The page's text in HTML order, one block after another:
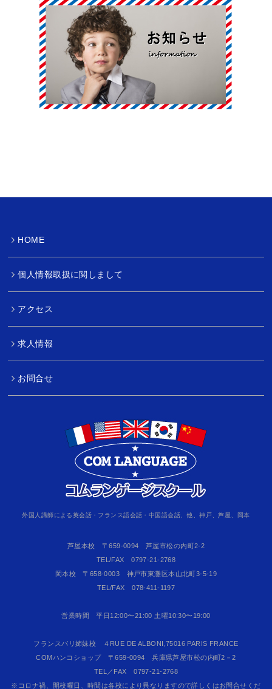
HOME
個人情報取扱に関しまして
アクセス
求人情報
お問合せ
外国人講師による英会話・フランス語会話・中国語会話、他、神戸、芦屋、岡本
芦屋本校 〒659-0094 芦屋市松の内町2-2
TEL/FAX 0797-21-2768
岡本校 〒658-0003 神戸市東灘区本山北町3-5-19
TEL/FAX 078-411-1197
営業時間 平日12:00〜21:00 土曜10:30〜19:00
フランスパリ姉妹校 ４RUE DE ALBONI,75016 PARIS FRANCE
COMハンコショップ 〒659‐0094 兵庫県芦屋市松の内町2－2
TEL／FAX 0797‐21‐2768
※コロナ禍、開校曜日、時間は各校により異なりますので詳しくはお問合せくだ